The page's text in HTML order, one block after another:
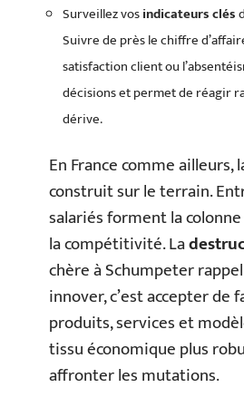
Surveillez vosindicateurs clés
Suivre de près le chiffre
satisfaction client ou
décisions et permet de réagir
dérive.
En France comme ailleurs,
construit sur le terrain.
salariés forment la
la compétitivité. La
chère à Schumpeter
innover, c’est accepter de
produits, services et
tissu économique plus
affronter les mutations.